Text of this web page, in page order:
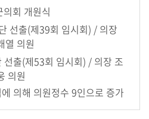
회 개원식
선출(제39회 임시회) / 의장
열 의원
선출(제53회 임시회) / 의장 조
의원
의해 의원정수 9인으로 증가